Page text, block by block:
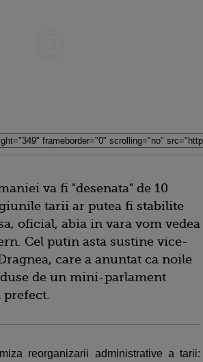
va fi "desenata" de 10
tarii ar putea fi stabilite
oficial, abia in vara vom vedea
Cel putin asta sustine vice-
care a anuntat ca noile
de un mini-parlament
reorganizarii administrative a tarii: